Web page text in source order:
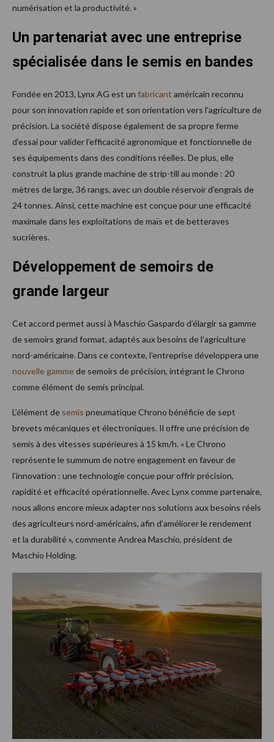
numérisation et la productivité. »
Un partenariat avec une entreprise
spécialisée dans le semis en bandes
Fondée en 2013, Lynx AG est un fabricant américain reconnu
pour son innovation rapide et son orientation vers l’agriculture de
précision. La société dispose également de sa propre ferme
d’essai pour valider l’efficacité agronomique et fonctionnelle de
ses équipements dans des conditions réelles. De plus, elle
construit la plus grande machine de strip-till au monde : 20
mètres de large, 36 rangs, avec un double réservoir d’engrais de
24 tonnes. Ainsi, cette machine est conçue pour une efficacité
maximale dans les exploitations de maïs et de betteraves
sucrières.
Développement de semoirs de
grande largeur
Cet accord permet aussi à Maschio Gaspardo d’élargir sa gamme
de semoirs grand format, adaptés aux besoins de l’agriculture
nord-américaine. Dans ce contexte, l’entreprise développera une
nouvelle gammede semoirs de précision, intégrant le Chrono
comme élément de semis principal.
L’élément de semis pneumatique Chrono bénéficie de sept
brevets mécaniques et électroniques. Il offre une précision de
semis à des vitesses supérieures à 15 km/h. « Le Chrono
représente le summum de notre engagement en faveur de
l’innovation : une technologie conçue pour offrir précision,
rapidité et efficacité opérationnelle. Avec Lynx comme partenaire,
nous allons encore mieux adapter nos solutions aux besoins réels
des agriculteurs nord-américains, afin d’améliorer le rendement
et la durabilité », commente Andrea Maschio, président de
Maschio Holding.